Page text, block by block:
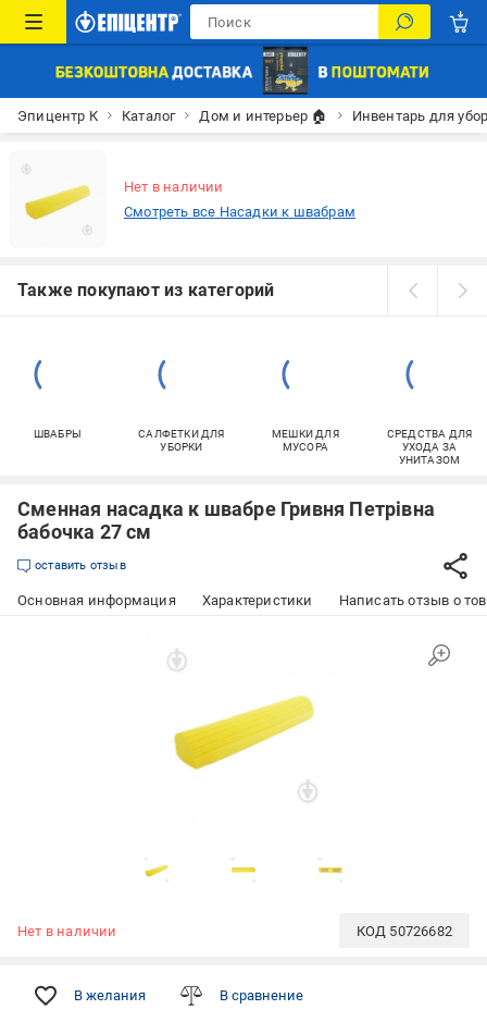
Эпицентр К Каталог Дом и интерьер 🏠 Инвентарь для
Нет в наличии
Смотреть все Насадки к швабрам
Также покупают из категорий
ШВАБРЫ
САЛФЕТКИ ДЛЯ
УБОРКИ
МЕШКИ ДЛЯ
МУСОРА
СРЕДСТВА ДЛЯ
УХОДА ЗА
УНИТАЗОМ
Сменная насадка к швабре Гривня Петрівна
бабочка 27 см
оставить отзыв
Основная информация Характеристики Написать отзыв о
Нет в наличии КОД 50726682
В желания В сравнение